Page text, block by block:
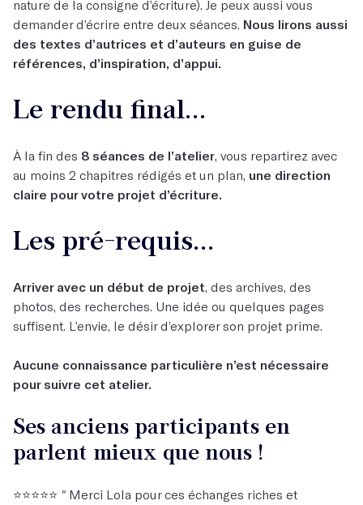
nature de la consigne d’écriture). Je peux aussi vous
demander d’écrire entre deux séances. Nous lirons aussi
des textes d’autrices et d’auteurs en guise de
références, d’inspiration, d’appui.
Le rendu final...
À la fin des 8 séances de l’atelier, vous repartirez avec
au moins 2 chapitres rédigés et un plan, une direction
claire pour votre projet d’écriture.
Les pré-requis...
Arriver avec un début de projet, des archives, des
photos, des recherches. Une idée ou quelques pages
suffisent. L’envie, le désir d’explorer son projet prime.
Aucune connaissance particulière n’est nécessaire
pour suivre cet atelier.
Ses anciens participants en
parlent mieux que nous !
⭐️⭐️⭐️⭐️⭐️ " Merci Lola pour ces échanges riches et